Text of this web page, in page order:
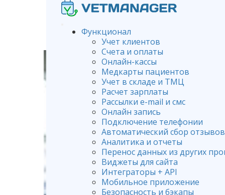
Функционал
Учет клиентов
Счета и оплаты
Онлайн-кассы
Медкарты пациентов
Учет в складе и ТМЦ
Расчет зарплаты
Рассылки e-mail и смс
Онлайн запись
Подключение телефонии
Автоматический сбор отзывов
Аналитика и отчеты
Перенос данных из других
Виджеты для сайта
Интеграторы + API
Мобильное приложение
Безопасность и бэкапы